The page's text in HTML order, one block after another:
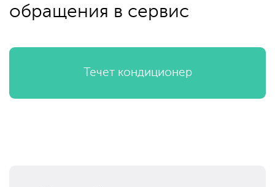
обращения в сервис
Течет кондиционер